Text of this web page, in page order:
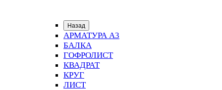
Назад
АРМАТУРА А3
БАЛКА
ГОФРОЛИСТ
КВАДРАТ
КРУГ
ЛИСТ